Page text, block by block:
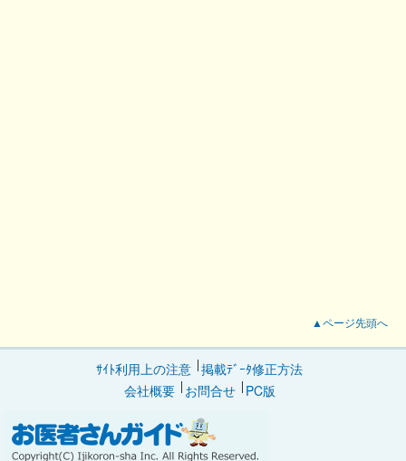
▲ページ先頭へ
ｻｲﾄ利用上の注意 掲載ﾃﾞｰﾀ修正方法
会社概要
お問合せ PC版